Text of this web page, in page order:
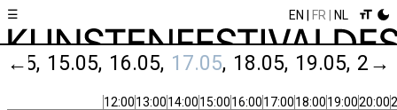
☰ EN FR NL
← 15.05 16.05 17.05 18.05 19.05 →
12:0013:0014:0015:0016:0017:0018:0019:0020:00